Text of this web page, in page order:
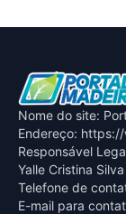
Nome do site:
Endereço:
Responsável
Yalle Cristina
Telefone de
E-mail para